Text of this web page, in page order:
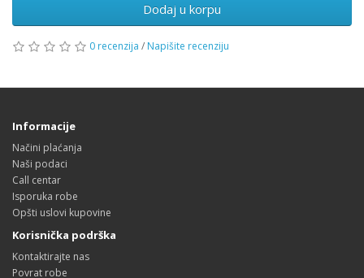
Dodaj u korpu
0 recenzija / Napišite recenziju
Informacije
Načini plaćanja
Naši podaci
Call centar
Isporuka robe
Opšti uslovi kupovine
Korisnička podrška
Kontaktirajte nas
Povrat robe